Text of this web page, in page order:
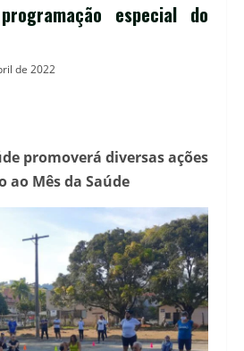
especial do
de 2022
promoverá diversas ações
ao Mês da Saúde